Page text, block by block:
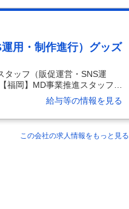
用・制作進行）グッズ
タッフ（販促運営・SNS運
福岡】MD事業推進スタッフ
ト 【具体的な仕事内容】 社
験、制作進行管理経験がある
もあり ■業務内容 MD事業にお
ョンを横断的に担当いただく
給与等の情報を見る
この会社の求人情報をもっと見る